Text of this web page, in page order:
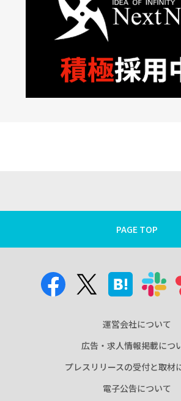
PAGE TOP
運営会社について
広告・求人情報掲載につ
プレスリリースの受付と取材
電子公告について